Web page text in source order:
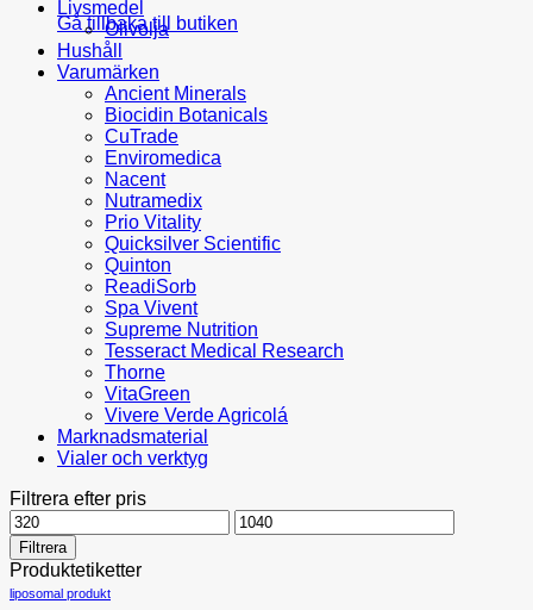
Gå tillbaka till butiken
Livsmedel
Olivolja
Hushåll
Varumärken
Ancient Minerals
Biocidin Botanicals
CuTrade
Enviromedica
Nacent
Nutramedix
Prio Vitality
Quicksilver Scientific
Quinton
ReadiSorb
Spa Vivent
Supreme Nutrition
Tesseract Medical Research
Thorne
VitaGreen
Vivere Verde Agricolá
Marknadsmaterial
Vialer och verktyg
Filtrera efter pris
Min
pris
Max
pris
Filtrera
Produktetiketter
liposomal produkt